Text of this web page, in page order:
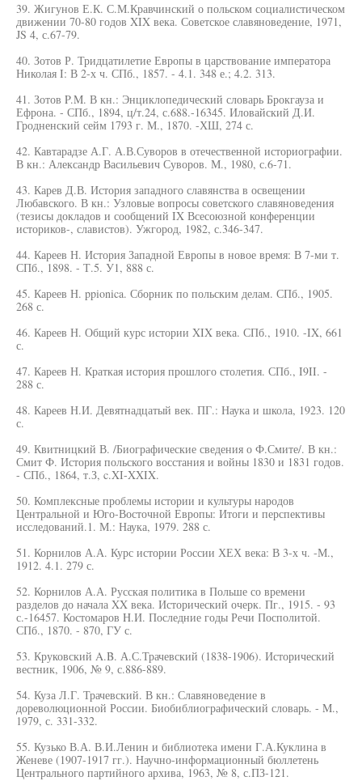
39. Жигунов Е.К. С.М.Кравчинский о польском социалистическом
движении 70-80 годов XIX века. Советское славяноведение, 1971,
JS 4, с.67-79.
40. Зотов Р. Тридцатилетие Европы в царствование императора
Николая I: В 2-х ч. СПб., 1857. - 4.1. 348 е.; 4.2. 313.
41. Зотов P.M. В кн.: Энциклопедический словарь Брокгауза и
Ефрона. - СПб., 1894, ц/т.24, с.688.-16345. Иловайский Д.И.
Гродненский сейм 1793 г. М., 1870. -ХШ, 274 с.
42. Кавтарадзе А.Г. А.В.Суворов в отечественной историографии.
В кн.: Александр Васильевич Суворов. М., 1980, с.6-71.
43. Карев Д.В. История западного славянства в освещении
Любавского. В кн.: Узловые вопросы советского славяноведения
(тезисы докладов и сообщений IX Всесоюзной конференции
историков-, славистов). Ужгород, 1982, с.346-347.
44. Кареев Н. История Западной Европы в новое время: В 7-ми т.
СПб., 1898. - Т.5. У1, 888 с.
45. Кареев Н. ppionica. Сборник по польским делам. СПб., 1905.
268 с.
46. Кареев Н. Общий курс истории XIX века. СПб., 1910. -IX, 661
с.
47. Кареев Н. Краткая история прошлого столетия. СПб., I9II. -
288 с.
48. Кареев Н.И. Девятнадцатый век. ПГ.: Наука и школа, 1923. 120
с.
49. Квитницкий В. /Биографические сведения о Ф.Смите/. В кн.:
Смит Ф. История польского восстания и войны 1830 и 1831 годов.
- СПб., 1864, т.З, c.XI-XXIX.
50. Комплексные проблемы истории и культуры народов
Центральной и Юго-Восточной Европы: Итоги и перспективы
исследований.1. М.: Наука, 1979. 288 с.
51. Корнилов А.А. Курс истории России ХЕХ века: В 3-х ч. -М.,
1912. 4.1. 279 с.
52. Корнилов А.А. Русская политика в Польше со времени
разделов до начала XX века. Исторический очерк. Пг., 1915. - 93
с.-16457. Костомаров H.И. Последние годы Речи Посполитой.
СПб., 1870. - 870, ГУ с.
53. Круковский A.B. А.С.Трачевский (1838-1906). Исторический
вестник, 1906, № 9, с.886-889.
54. Куза Л.Г. Трачевский. В кн.: Славяноведение в
дореволюционной России. Биобиблиографический словарь. - M.,
1979, с. 331-332.
55. Кузько В.А. В.И.Ленин и библиотека имени Г.А.Куклина в
Женеве (1907-1917 гг.). Научно-информационный бюллетень
Центрального партийного архива, 1963, № 8, с.ПЗ-121.